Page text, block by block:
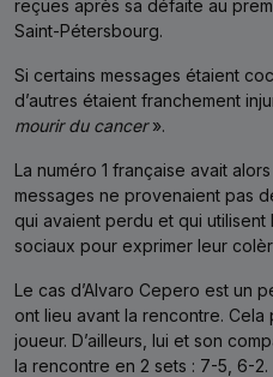
reçues après sa défaite au
Saint-Pétersbourg.
Si certains messages étaient
d’autres étaient franchement
mourir du cancer».
La numéro 1 française avait
messages ne provenaient pas
qui avaient perdu et qui utilisent
sociaux pour exprimer leur
Le cas d’Alvaro Cepero est un
ont lieu avant la rencontre.
joueur. D’ailleurs, lui et son
la rencontre en 2 sets : 7-5, 6-2.